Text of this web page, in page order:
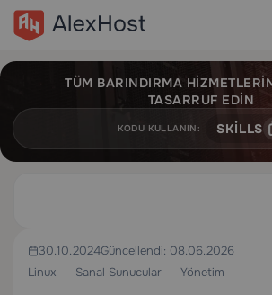
TÜM BARINDIRMA
TASARRUF EDIN
KODU KULLANIN: SKILLS
30.10.2024Güncellendi: 08.06.2026
Linux
Sanal Sunucular Yönetim